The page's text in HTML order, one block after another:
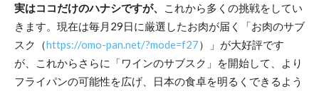
実はココだけのハナシですが、
これから多くの挑戦をしてい
きます。現在は毎月29日に厳選したお肉が届く「お肉のサブ
スク（https://omo-pan.net/?mode=f27）」が大好評です
が、これからさらに「ワインのサブスク」を開始して、より
フライパンの可能性を広げ、日本の食卓を明るくできるよう